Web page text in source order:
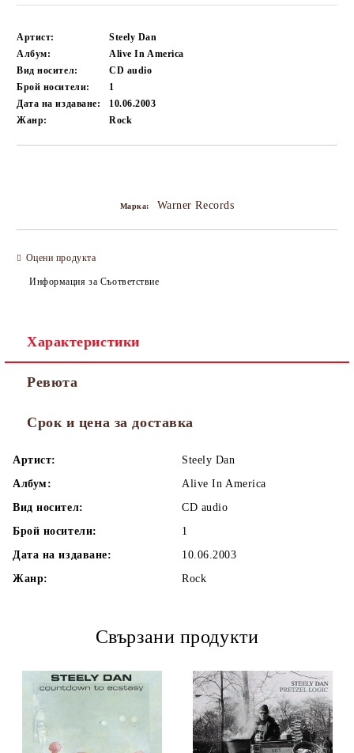
Артист:
Steely Dan
Албум:
Alive In America
Вид носител:
CD audio
Брой носители:
1
Дата на издаване:
10.06.2003
Жанр:
Rock
Марка: Warner Records
Оцени продукта
Информация за Съответствие
Характеристики
Ревюта
Срок и цена за доставка
Артист:
Steely Dan
Албум:
Alive In America
Вид носител:
CD audio
Брой носители:
1
Дата на издаване:
10.06.2003
Жанр:
Rock
Свързани продукти